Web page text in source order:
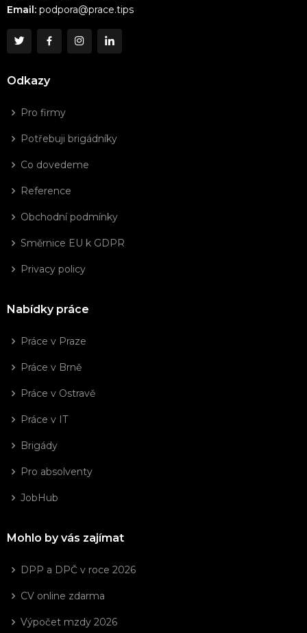
Email: podpora@prace.tips
Odkazy
Pro firmy
Potřebuji brigádníky
Co dovedeme
Reference
Obchodní podmínky
Směrnice EU k GDPR
Privacy policy
Nabídky práce
Práce v Praze
Práce v Brně
Práce v Ostravě
Práce v IT
Brigády
Pro absolventy
JobHub
Mohlo by vás zajímat
DPP a DPČ v roce 2026
CV online zdarma
Výpočet mzdy 2026